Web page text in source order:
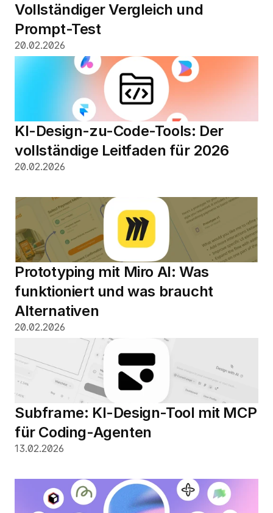
Vollständiger Vergleich und
Prompt-Test
20.02.2026
KI-Design-zu-Code-Tools: Der
vollständige Leitfaden für 2026
20.02.2026
Prototyping mit Miro AI: Was
funktioniert und was braucht
Alternativen
20.02.2026
Subframe: KI-Design-Tool mit MCP
für Coding-Agenten
13.02.2026